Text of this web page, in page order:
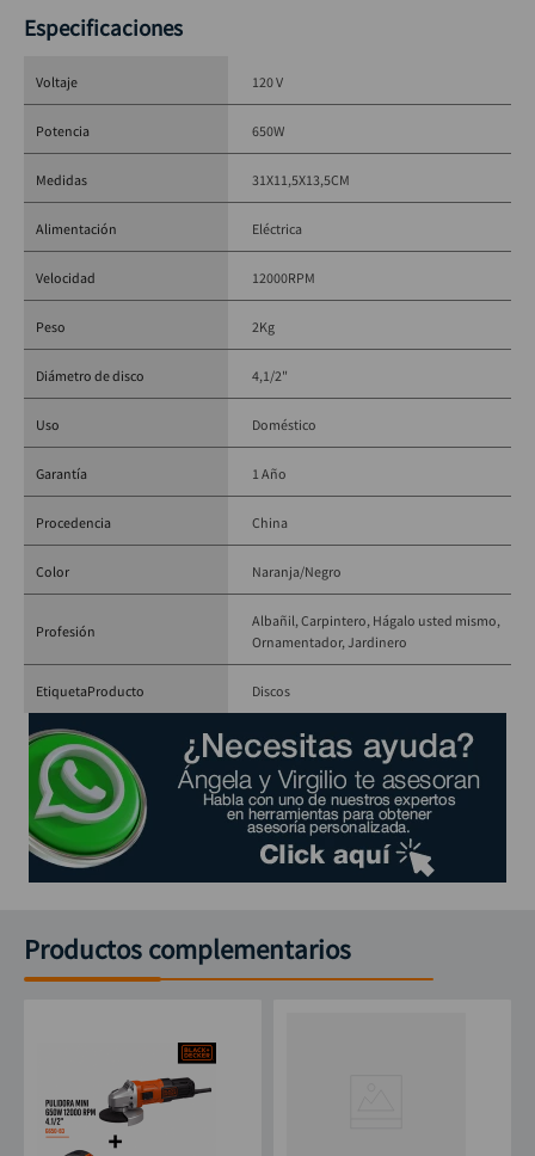
🔹 Especificaciones técnicas
Potencia: 650W
Velocidad: 11.000 RPM (aprox.)
Diámetro del disco: 4-1/2" (115 mm)
Tipo de herramienta: Pulidora / Esmeril angular
Alimentación: Eléctrica (con cable)
Uso: Corte, desbaste y pulido
Referencia: G650-B3
Especificaciones
Voltaje 120 V
Potencia 650W
Medidas 31X11,5X13,5CM
Alimentación Eléctrica
Velocidad 12000RPM
Peso 2Kg
Diámetro de disco 4,1/2"
Uso Doméstico
Garantía 1 Año
Procedencia China
Color Naranja/Negro
Profesión
Albañil Carpintero Hágalo usted mismo
Ornamentador Jardinero
EtiquetaProducto Discos
Productos complementarios